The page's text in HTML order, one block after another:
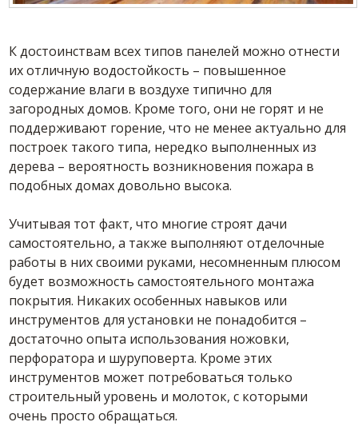
К достоинствам всех типов панелей можно отнести
их отличную водостойкость – повышенное
содержание влаги в воздухе типично для
загородных домов. Кроме того, они не горят и не
поддерживают горение, что не менее актуально для
построек такого типа, нередко выполненных из
дерева – вероятность возникновения пожара в
подобных домах довольно высока.
Учитывая тот факт, что многие строят дачи
самостоятельно, а также выполняют отделочные
работы в них своими руками, несомненным плюсом
будет возможность самостоятельного монтажа
покрытия. Никаких особенных навыков или
инструментов для установки не понадобится –
достаточно опыта использования ножовки,
перфоратора и шуруповерта. Кроме этих
инструментов может потребоваться только
строительный уровень и молоток, с которыми
очень просто обращаться.